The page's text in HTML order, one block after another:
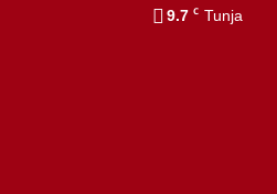
9.7 C Tunja